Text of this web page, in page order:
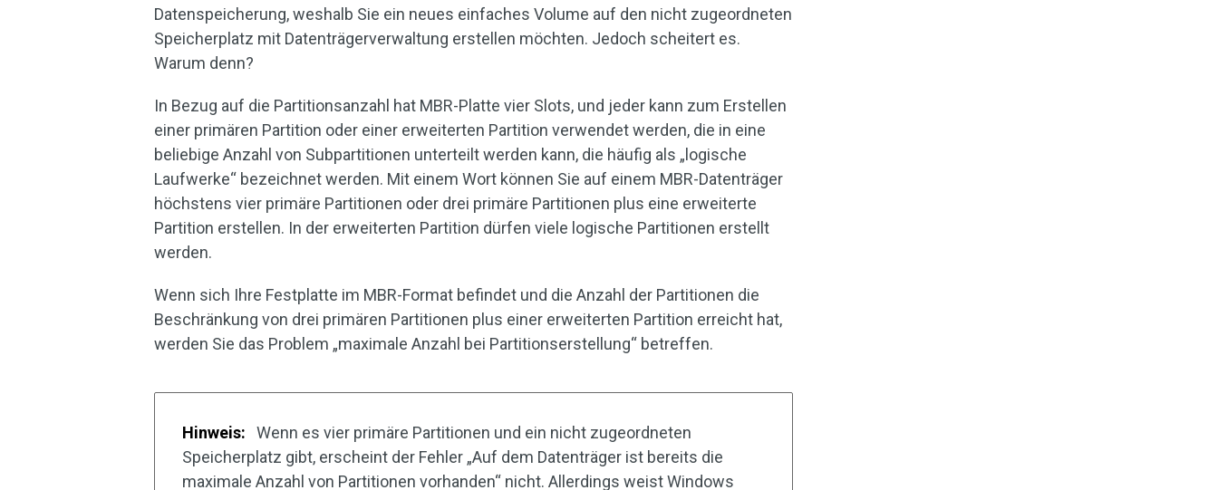
Datenspeicherung, weshalb Sie ein neues einfaches Volume auf den nicht zugeordneten
Speicherplatz mit Datenträgerverwaltung erstellen möchten. Jedoch scheitert es.
Warum denn?
In Bezug auf die Partitionsanzahl hat MBR-Platte vier Slots, und jeder kann zum Erstellen
einer primären Partition oder einer erweiterten Partition verwendet werden, die in eine
beliebige Anzahl von Subpartitionen unterteilt werden kann, die häufig als „logische
Laufwerke“ bezeichnet werden. Mit einem Wort können Sie auf einem MBR-Datenträger
höchstens vier primäre Partitionen oder drei primäre Partitionen plus eine erweiterte
Partition erstellen. In der erweiterten Partition dürfen viele logische Partitionen erstellt
werden.
Wenn sich Ihre Festplatte im MBR-Format befindet und die Anzahl der Partitionen die
Beschränkung von drei primären Partitionen plus einer erweiterten Partition erreicht hat,
werden Sie das Problem „maximale Anzahl bei Partitionserstellung“ betreffen.
Hinweis:
Wenn es vier primäre Partitionen und ein nicht zugeordneten
Speicherplatz gibt, erscheint der Fehler „Auf dem Datenträger ist bereits die
maximale Anzahl von Partitionen vorhanden“ nicht. Allerdings weist Windows